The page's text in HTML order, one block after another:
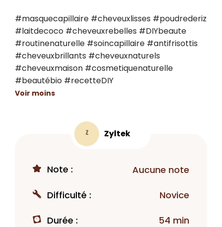
#masquecapillaire #cheveuxlisses #poudrederiz
#laitdecoco #cheveuxrebelles #DIYbeaute
#routinenaturelle #soincapillaire #antifrisottis
#cheveuxbrillants #cheveuxnaturels
#cheveuxmaison #cosmetiquenaturelle
#beautébio #recetteDIY
Voir moins
Z Zyltek
Note : Aucune note
Difficulté : Novice
Durée : 54 min